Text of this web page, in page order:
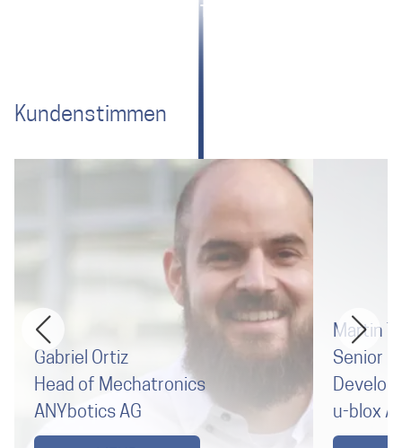
Kaba: Schlüssel in der Tasche – Türe geht auf
Kundenstimmen
Gabriel Ortiz
Head of Mechatronics
ANYbotics AG
Martin
Senior
u-blox